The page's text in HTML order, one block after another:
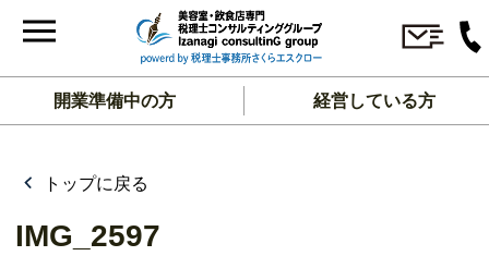
開業準備中の方 経営している方
トップに戻る
IMG_2597